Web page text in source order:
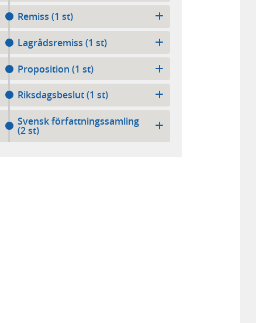
Remiss (1 st)
Lagrådsremiss (1 st)
Proposition (1 st)
Riksdagsbeslut (1 st)
Svensk författningssamling
(2 st)